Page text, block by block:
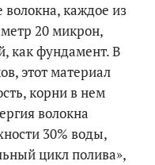
каждое из
20 микрон,
как фундамент. В
этот материал
корни в нем
волокна
30% воды,
цикл полива»,